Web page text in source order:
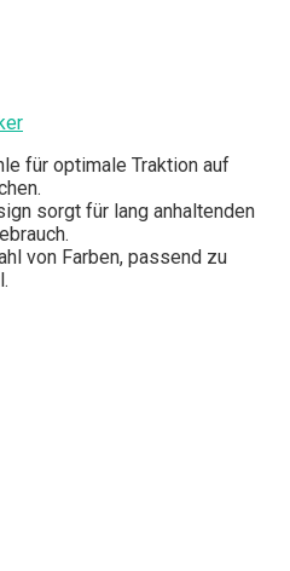
für optimale Traktion auf
sorgt für lang anhaltenden
von Farben, passend zu